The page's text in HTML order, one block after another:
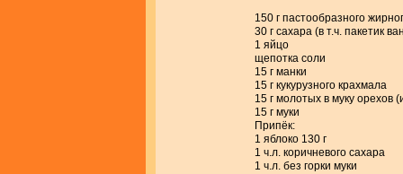
150 г пастообразного
30 г сахара (в т.ч. пакетик
1 яйцо
щепотка соли
15 г манки
15 г кукурузного крахмала
15 г молотых в муку орехов
15 г муки
Припёк:
1 яблоко 130 г
1 ч.л. коричневого сахара
1 ч.л. без горки муки